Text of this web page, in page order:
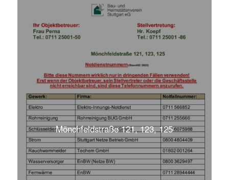
Mönchfeldstraße 121, 123, 125